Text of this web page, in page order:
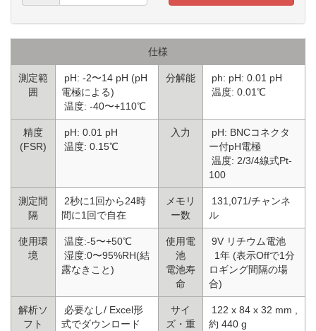
仕様
測定範
囲
pH: -2〜14 pH (pH
電極による)
温度: -40〜+110℃
分解能
ph: pH: 0.01 pH
温度: 0.01℃
精度
(FSR)
pH: 0.01 pH
温度: 0.15℃
入力
pH: BNCコネクタ
ー付pH電極
温度: 2/3/4線式Pt-
100
測定間
隔
2秒に1回から24時
間に1回で自在
メモリ
ー数
131,071/チャンネ
ル
使用環
境
温度:-5〜+50℃
湿度:0〜95%RH(結
露なきこと)
使用電
池
電池寿
命
9V リチウム電池
1年 (表示Offで1分
ロギング間隔の場
合)
解析ソ
フト
必要なし/ Excel形
式でダウンロード
サイ
ズ・重
122 x 84 x 32 mm ,
約 440 g